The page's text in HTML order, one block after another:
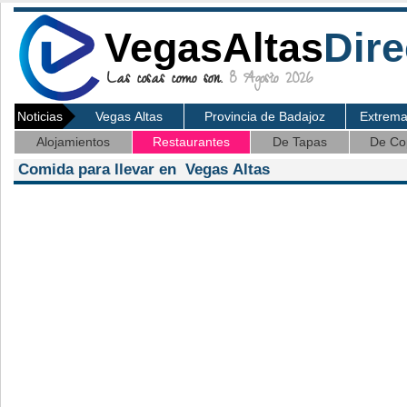
VegasAltas
Las cosas como son. 8 Agosto 2026
Noticias Vegas Altas Provincia de Badajoz
Alojamientos
Restaurantes De Tapas De
Comida para llevar en Vegas Altas